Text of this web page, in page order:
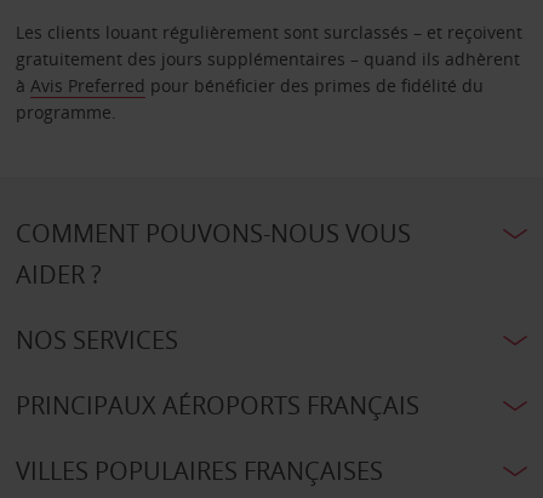
Les clients louant régulièrement sont surclassés – et reçoivent
gratuitement des jours supplémentaires – quand ils adhèrent
à Avis Preferred pour bénéficier des primes de fidélité du
programme.
COMMENT POUVONS-NOUS VOUS
AIDER ?
NOS SERVICES
PRINCIPAUX AÉROPORTS FRANÇAIS
VILLES POPULAIRES FRANÇAISES